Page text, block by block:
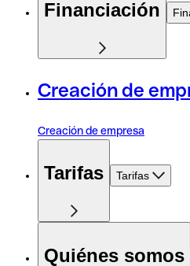
Financiación
Creación de
Creación de empresa
Tarifas Tarifas
Quiénes somos